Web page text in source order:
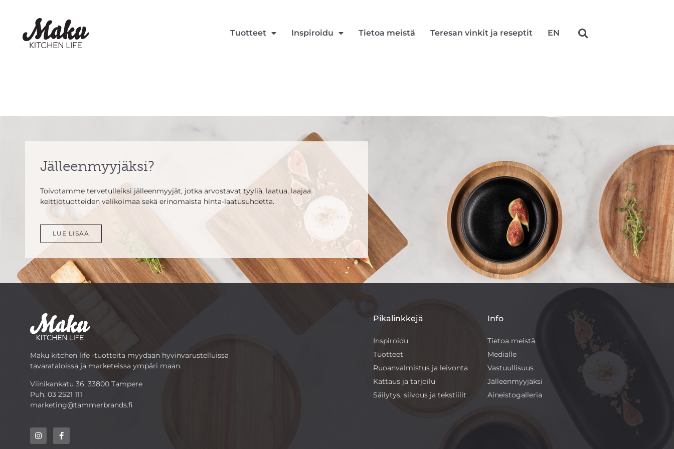
Tuotteet Inspiroidu Tietoa meistä Teresan vinkit ja reseptit EN
Jälleenmyyjäksi?
Toivotamme tervetulleiksi jälleenmyyjät, jotka arvostavat tyyliä, laatua, laajaa
keittiötuotteiden valikoimaa sekä erinomaista hinta-laatusuhdetta.
LUE LISÄÄ
Maku kitchen life -tuotteita myydään hyvinvarustelluissa
tavarataloissa ja marketeissa ympäri maan.
Viinikankatu 36, 33800 Tampere
Puh. 03 2521 111
marketing@tammerbrands.fi
Pikalinkkejä
Inspiroidu
Tuotteet
Ruoanvalmistus ja leivonta
Kattaus ja tarjoilu
Säilytys, siivous ja tekstiilit
Info
Tietoa meistä
Medialle
Vastuullisuus
Jälleenmyyjäksi
Aineistogalleria